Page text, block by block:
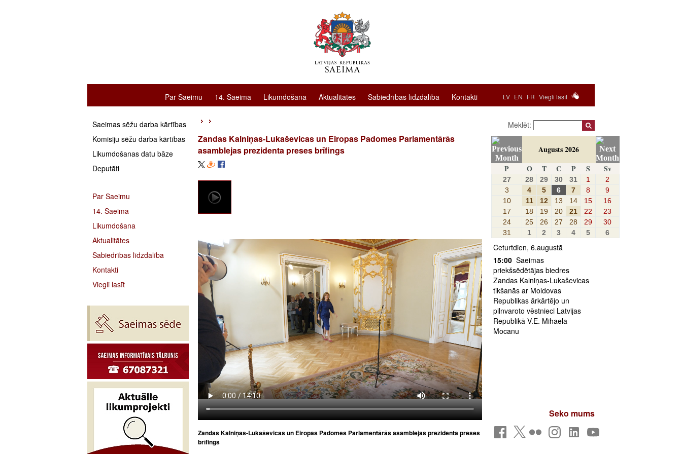
LV EN FR Viegli lasīt
Par Saeimu 14. Saeima Likumdošana Aktualitātes Sabiedrības līdzdalība Kontakti
Saeimas sēžu darba kārtības
Komisiju sēžu darba kārtības
Likumdošanas datu bāze
Deputāti
Par Saeimu
14. Saeima
Likumdošana
Aktualitātes
Sabiedrības līdzdalība
Kontakti
Viegli lasīt
Zandas Kalniņas-Lukaševicas un Eiropas Padomes Parlamentārās
asamblejas prezidenta preses brīfings
Zandas Kalniņas-Lukaševicas un Eiropas Padomes Parlamentārās asamblejas prezidenta preses
brīfings
Meklēt:
Augusts 2026
P
O T C P S Sv
27 28 29 30 31 1
2
3
4 5 6 7 8
9
10
11 12 13 14 15
16
17
18 19 20 21 22
23
24
25 26 27 28 29
30
31
1 2 3 4 5 6
Ceturtdien, 6.augustā
15:00 Saeimas
priekšsēdētājas biedres
Zandas Kalniņas-Lukaševicas
tikšanās ar Moldovas
Republikas ārkārtējo un
pilnvaroto vēstnieci Latvijas
Republikā V.E. Mihaela
Mocanu
Seko mums